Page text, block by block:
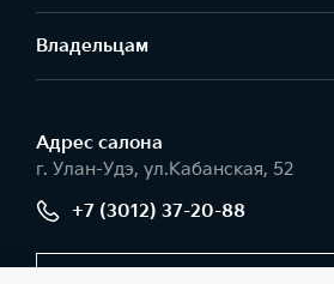
Владельцам
Адрес салонa
г. Улан-Удэ, ул.Кабанская, 52
+7 (3012) 37-20-88